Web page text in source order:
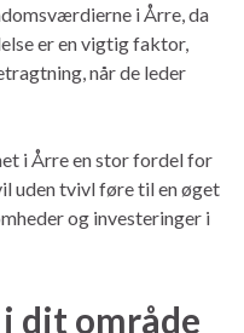
i Årre, da
er en vigtig faktor,
når de leder
i Årre en stor fordel for
uden tvivl føre til en øget
og investeringer i
dit område